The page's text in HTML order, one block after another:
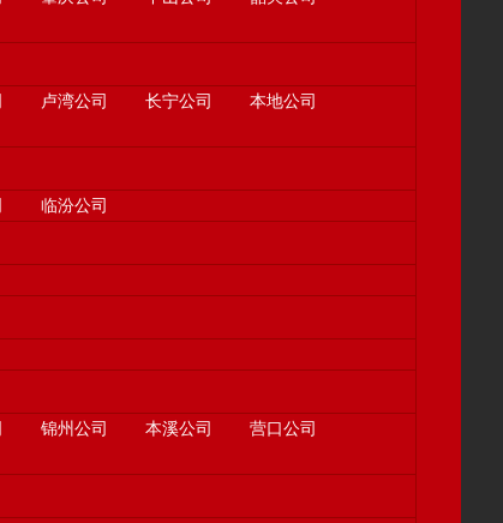
卢湾公司 长宁公司
本地公司
临汾公司
锦州公司 本溪公司
营口公司